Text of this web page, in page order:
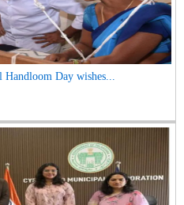
Handloom Day wishes...